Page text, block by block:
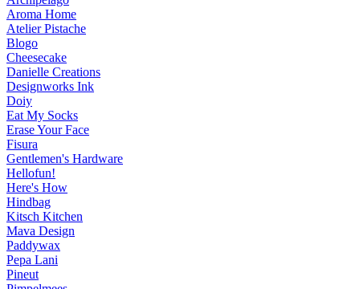
Aroma Home
Atelier Pistache
Blogo
Cheesecake
Danielle Creations
Designworks Ink
Doiy
Eat My Socks
Erase Your Face
Fisura
Gentlemen's Hardware
Hellofun!
Here's How
Hindbag
Kitsch Kitchen
Mava Design
Paddywax
Pepa Lani
Pineut